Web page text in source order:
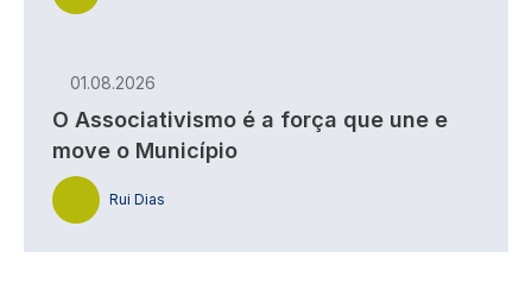
01.08.2026
O Associativismo é a força que une e
move o Município
Rui Dias